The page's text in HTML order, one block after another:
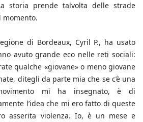
storia prende talvolta delle strade
momento.
di Bordeaux, Cyril P., ha usato
avuto grande eco nelle reti sociali:
qualche «giovane» o meno giovane
ditegli da parte mia che se c’è una
mi ha insegnato, è di
l’idea che mi ero fatto di queste
asserita violenza. Io, è un mese e